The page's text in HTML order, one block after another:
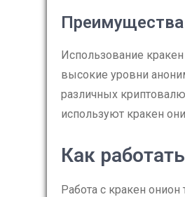
Преимущества
Использование
высокие уровни
различных
используют кракен
Как
Работа с кракен